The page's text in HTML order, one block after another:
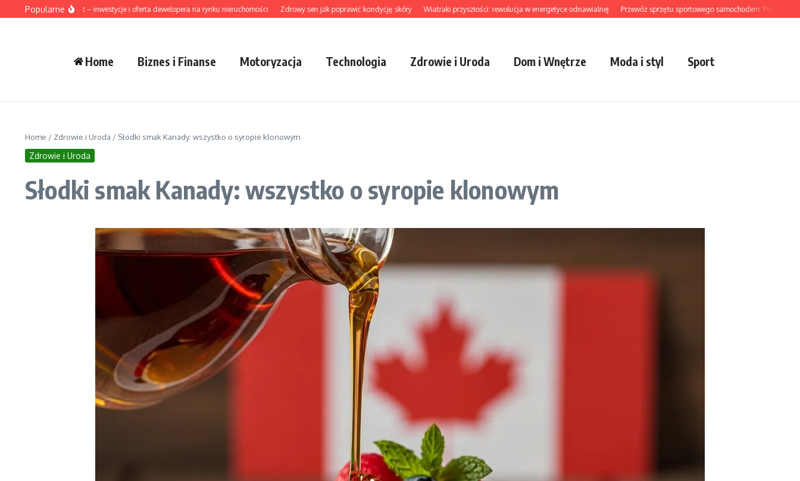
Przejdź do treści
Popularne
Development – inwestycje i oferta dewelopera na rynku nieruchomości Zdrowy sen jak poprawić kondycję skóry Wiatraki przyszłości: rewolucja w energetyce odnawialnej Przewóz sprzętu sportowego samochodem: Praktyczny
Home Biznes i Finanse Motoryzacja Technologia Zdrowie i Uroda Dom i Wnętrze Moda i styl Sport
Home / Zdrowie i Uroda / Słodki smak Kanady: wszystko o syropie klonowym
Zdrowie i Uroda
Słodki smak Kanady: wszystko o syropie klonowym